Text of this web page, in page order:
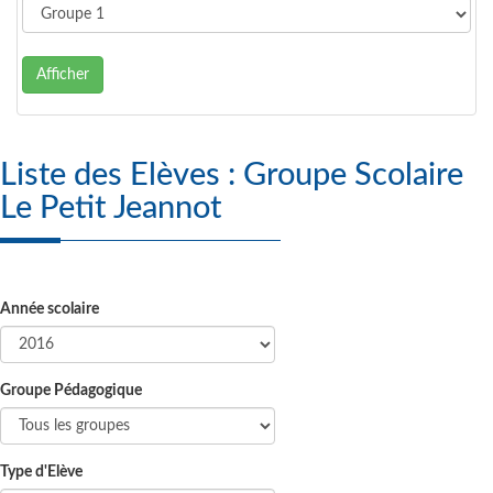
Afficher
Liste des Elèves : Groupe Scolaire
Le Petit Jeannot
Année scolaire
Groupe Pédagogique
Type d'Elève